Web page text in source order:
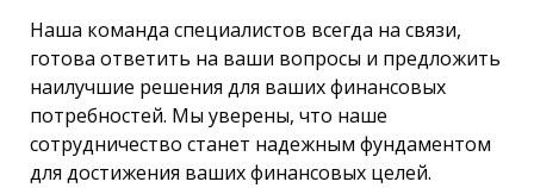
Наша команда специалистов всегда на связи,
готова ответить на ваши вопросы и предложить
наилучшие решения для ваших финансовых
потребностей. Мы уверены, что наше
сотрудничество станет надежным фундаментом
для достижения ваших финансовых целей.